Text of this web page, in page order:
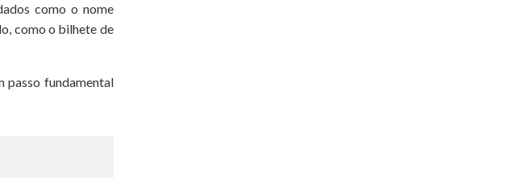
como o nome
como o bilhete de
passo fundamental